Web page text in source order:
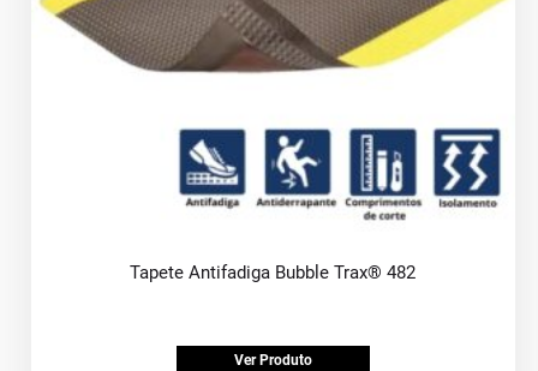
Tapete Antifadiga Bubble Trax® 482
Ver Produto